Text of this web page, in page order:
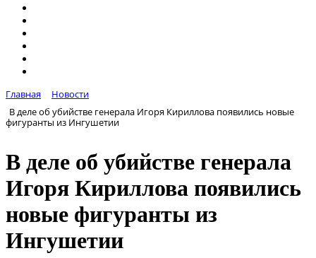
Главная
Новости
В деле об убийстве генерала Игоря Кириллова появились новые
фигуранты из Ингушетии
В деле об убийстве генерала
Игоря Кириллова появились
новые фигуранты из
Ингушетии